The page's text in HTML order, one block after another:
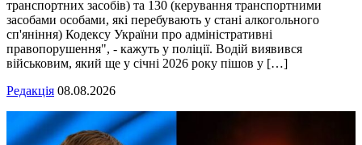
транспортних засобів) та 130 (керування транспортними
засобами особами, які перебувають у стані алкогольного
сп'яніння) Кодексу України про адміністративні
правопорушення", - кажуть у поліції. Водій виявився
військовим, який ще у січні 2026 року пішов у […]
Редакція 08.08.2026